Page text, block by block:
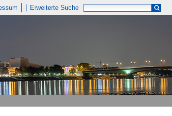
Erweiterte Suche